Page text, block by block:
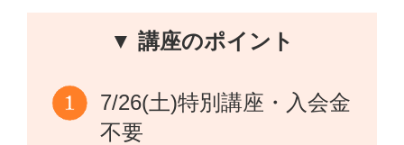
▼ 講座のポイント
7/26(土)特別講座・入会金
不要